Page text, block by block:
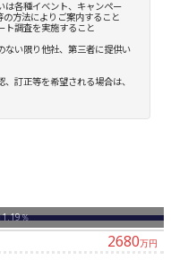
％
2680万円